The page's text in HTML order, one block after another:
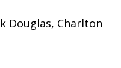
Douglas, Charlton